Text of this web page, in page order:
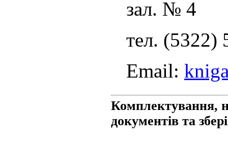
зал. № 4
тел. (5322)
Email:
Комплектування,
документів та